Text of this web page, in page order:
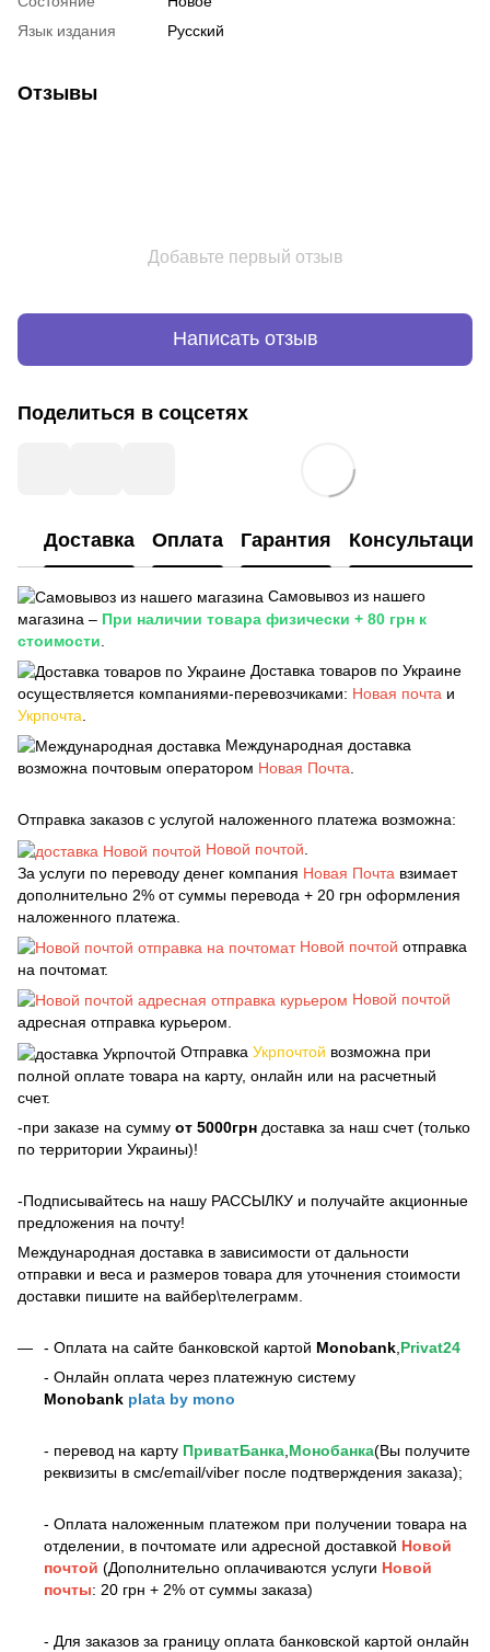
Язык издания
Русский
Отзывы
Добавьте первый отзыв
Написать отзыв
Поделиться в соцсетях
Доставка Оплата Гарантия Консультация
Самовывоз из нашего
магазина – При наличии товара физически + 80 грн к
стоимости
Доставка товаров по Украине
осуществляется компаниями-перевозчиками: Новая почта и
Укрпочта
Международная доставка
возможна почтовым оператором Новая Почта.
Отправка заказов с услугой наложенного платежа возможна:
Новой почтой.
За услуги по переводу денег компания Новая Почта взимает
дополнительно 2% от суммы перевода + 20 грн оформления
наложенного платежа.
Новой почтой отправка
на почтомат.
Новой почтой
адресная отправка курьером.
Отправка Укрпочтой возможна при
полной оплате товара на карту, онлайн или на расчетный
счет.
-при заказе на сумму от 5000грн доставка за наш счет (только
по территории Украины)!
-Подписывайтесь на нашу РАССЫЛКУ и получайте акционные
предложения на почту!
Международная доставка в зависимости от дальности
отправки и веса и размеров товара для уточнения стоимости
доставки пишите на вайбер\телеграмм.
- Оплата на сайте банковской картой Monobank Privat24
- Онлайн оплата через платежную систему
Monobank plata by mono
- перевод на карту ПриватБанка Монобанка(Вы получите
реквизиты в смс/email/viber после подтверждения заказа);
- Оплата наложенным платежом при получении товара на
отделении, в почтомате или адресной доставкой Новой
почтой (Дополнительно оплачиваются услуги Новой
почты: 20 грн + 2% от суммы заказа)
- Для заказов за границу оплата банковской картой онлайн